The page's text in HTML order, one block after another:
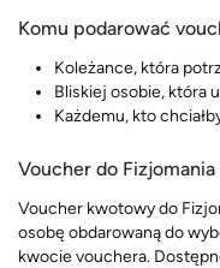
Komu podarować
Koleżance, która
Bliskiej osobie, która
Każdemu, kto
Voucher do
Voucher kwotowy do
osobę obdarowaną do
kwocie vouchera.